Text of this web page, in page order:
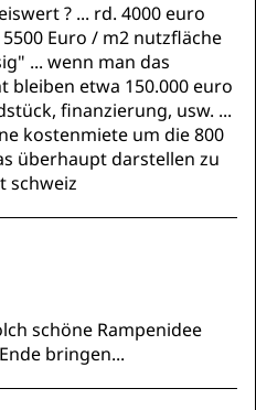
? ... rd. 4000 euro
Euro / m2 nutzfläche
... wenn man das
bleiben etwa 150.000 euro
finanzierung, usw. ...
kostenmiete um die 800
überhaupt darstellen zu
schweiz
schöne Rampenidee
bringen...